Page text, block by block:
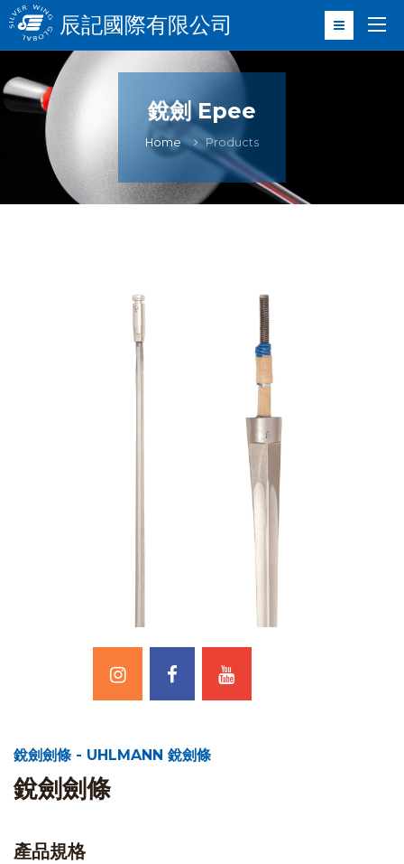
辰記國際有限公司
銳劍 Epee
Home Products
銳劍劍條 - UHLMANN 銳劍條
銳劍劍條
產品規格